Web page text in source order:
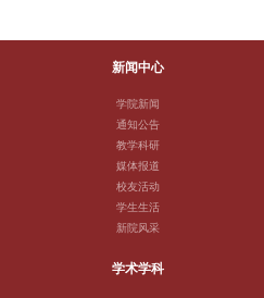
新闻中心
学院新闻
通知公告
教学科研
媒体报道
校友活动
学生生活
新院风采
学术学科